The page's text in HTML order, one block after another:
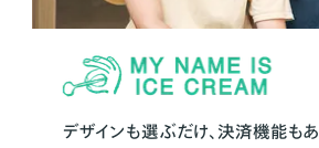
デザインも選ぶだけ、決済機能もあ